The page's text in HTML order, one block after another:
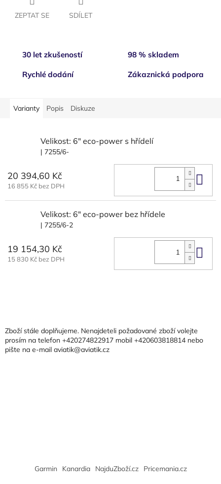
ZEPTAT SE SDÍLET
30 let zkušeností 98 % skladem
Rychlé dodání Zákaznická podpora
Varianty Popis Diskuze
Velikost: 6" eco-power s hřídelí
| 7255/6-
20 394,60 Kč
16 855 Kč bez DPH Do
Velikost: 6" eco-power bez hřídele
| 7255/6-2
19 154,30 Kč
15 830 Kč bez DPH Do
aZboží stále doplňujeme. Nenajdeteli požadované zboží volejte
prosím na telefon +420274822917 mobil +420603818814 nebo
pište na e-mail aviatik@aviatik.cz
Garmin Kanardia NajduZboží.cz Pricemania.cz